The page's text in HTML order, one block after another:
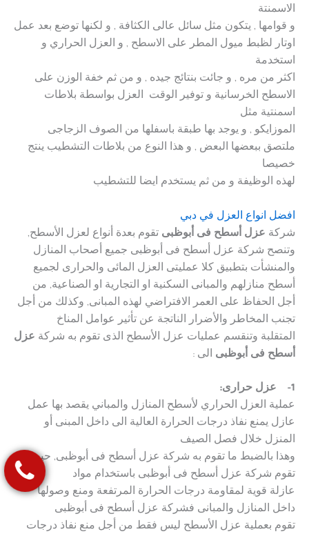
الاسمنتة
و قوامها , يتكون مثل سائل عالى الكثافة , و لكنها توضع بعد عمل
اوتار لظبط ميول المطر على الاسطح , و العزل الحراري و
استخدمة
اكثر من مره , و جائت بنتائج جيده , و من ثم خفة الوزن على
الاسطح الخرسانية و توفير الوقت العزل بواسطة بلاطات
اسمنتية مثل
الموزايكو , و يوجد بها طبقة باسفلها من الصوف الزجاجى
ملتصق ببعضها البعض , و هذا النوع من بلاطات التشطيب ينتج
خصيصا
لهذه الوظيفة و من ثم يستخدم ايضا للتشطيب
افضل انواع العزل في دبي
شركة عزل أسطح فى أبوظبى تقوم بعدة أنواع لعزل الأسطح,
وتنصح شركة عزل أسطح فى أبوظبى جميع أصحاب المنازل
والمنشأت بتطبيق كلا عمليتى العزل المائى والحرارى لجميع
أسطح منازلهم والمبانى السكنية او التجارية او الصناعية, من
أجل الحفاظ على العمر الافتراضي لهذه المبانى, وكذلك من أجل
تجنب المخاطر والأضرار الناتجة عن تأثير عوامل المناخ
المتقلبة وتنقسم عمليات عزل الأسطح الذى تقوم به شركة عزل
أسطح فى أبوظبى الى :
1-
عزل حرارى:
عملية العزل الحراري لأسطح المنازل والمباني يقصد بها عمل
عازل يمنع نفاذ درجات الحرارة العالية الى داخل المبنى أو
المنزل خلال فصل الصيف
وهذا بالضبط ما تقوم به شركة عزل أسطح فى أبوظبى, حيث
تقوم شركة عزل أسطح فى أبوظبى باستخدام مواد
عازلة قوية لمقاومة درجات الحرارة المرتفعة ومنع وصولها
داخل المنازل والمبانى فشركة عزل أسطح فى أبوظبى
تقوم بعملية عزل الأسطح ليس فقط من أجل منع نفاذ درجات